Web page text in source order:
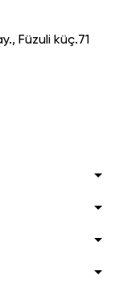
Füzuli küç.71